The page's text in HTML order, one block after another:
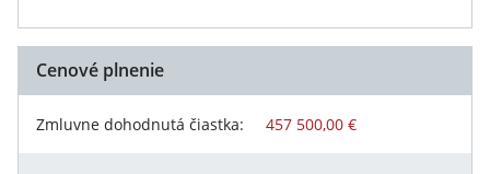
Cenové plnenie
Zmluvne dohodnutá čiastka: 457 500,00 €